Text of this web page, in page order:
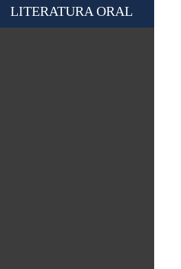
LITERATURA ORAL